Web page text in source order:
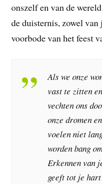
onszelf en van de
de duisternis, zowel
voorbode van het feest
Als we onze
vast te zitten
vechten ons
onze dromen
voelen niet
worden bang
Erkennen van
geeft tot je